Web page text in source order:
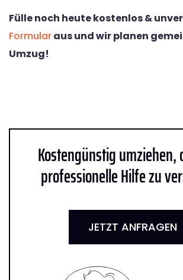
Fülle noch heute kostenlos &
Formularaus und wir planen
Umzug!
Kostengünstig umziehen,
professionelle Hilfe zu
JETZT ANFRAGEN